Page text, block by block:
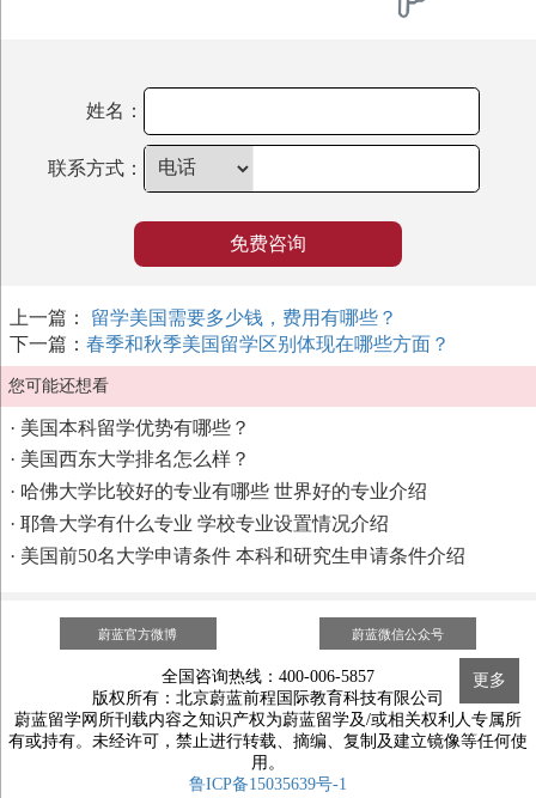
姓名：
联系方式：
免费咨询
上一篇：
留学美国需要多少钱，费用有哪些？
下一篇： 春季和秋季美国留学区别体现在哪些方面？
您可能还想看
· 美国本科留学优势有哪些？
· 美国西东大学排名怎么样？
· 哈佛大学比较好的专业有哪些 世界好的专业介绍
· 耶鲁大学有什么专业 学校专业设置情况介绍
· 美国前50名大学申请条件 本科和研究生申请条件介绍
更多
蔚蓝官方微博 蔚蓝微信公众号
全国咨询热线：400-006-5857
版权所有：北京蔚蓝前程国际教育科技有限公司
蔚蓝留学网所刊载内容之知识产权为蔚蓝留学及/或相关权利人专属所
有或持有。未经许可，禁止进行转载、摘编、复制及建立镜像等任何使
用。
鲁ICP备15035639号-1